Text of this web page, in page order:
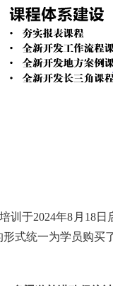
训于2024年8月18
式统一为学员购买